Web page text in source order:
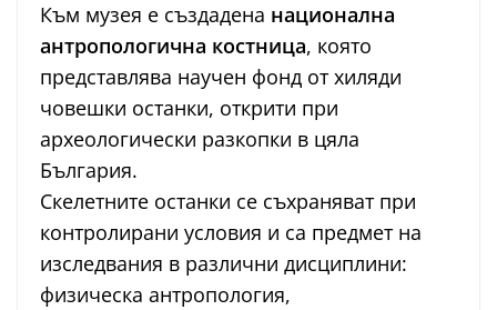
Към музея е създадена национална
антропологична костница, която
представлява научен фонд от хиляди
човешки останки, открити при
археологически разкопки в цяла
България.
Скелетните останки се съхраняват при
контролирани условия и са предмет на
изследвания в различни дисциплини:
физическа антропология,